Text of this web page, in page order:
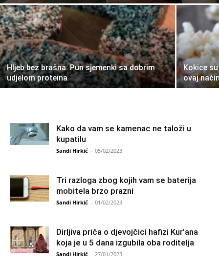
Hljeb bez brašna: Pun sjemenki sa dobrim
udjelom proteina
Kokice
ovaj
Kako da vam se kamenac ne taloži u
kupatilu
Sandi Hirkić - 05/02/2023
Tri razloga zbog kojih vam se baterija
mobitela brzo prazni
Sandi Hirkić - 01/02/2023
Dirljiva priča o djevojčici hafizi Kur’ana
koja je u 5 dana izgubila oba roditelja
Sandi Hirkić - 27/01/2023